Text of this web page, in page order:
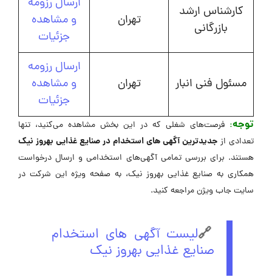
کارشناس ارشد
بازرگانی
تهران
ارسال رزومه
و مشاهده
جزئیات
مسئول فنی انبار تهران
ارسال رزومه
و مشاهده
جزئیات
توجه: فرصت‌های شغلی که در این بخش مشاهده می‌کنید، تنها
تعدادی از جدیدترین آگهی های استخدام در صنایع غذایی بهروز نیک
هستند. برای بررسی تمامی آگهی‌های استخدامی و ارسال درخواست
همکاری به صنایع غذایی بهروز نیک، به صفحه ویژه این شرکت در
‌سایت جاب ویژن مراجعه کنید.
🔗لیست آگهی های استخدام
صنایع غذایی بهروز نیک